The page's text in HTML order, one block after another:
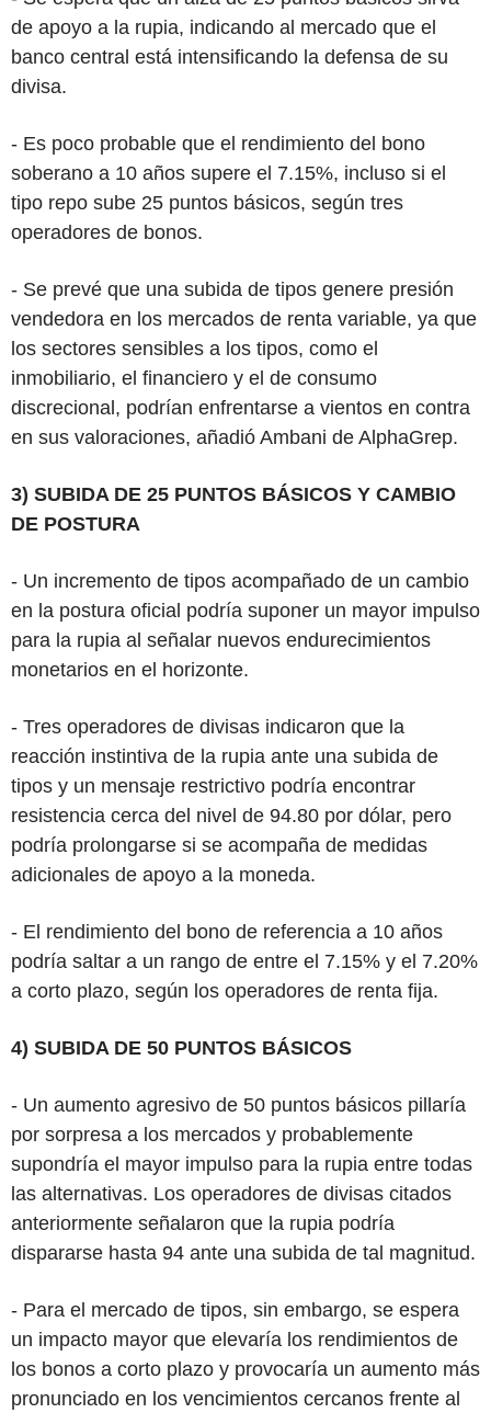
de apoyo a la rupia, indicando al mercado que el
banco central está intensificando la defensa de su
divisa.
- Es poco probable que el rendimiento del bono
soberano a 10 años supere el 7.15%, incluso si el
tipo repo sube 25 puntos básicos, según tres
operadores de bonos.
- Se prevé que una subida de tipos genere presión
vendedora en los mercados de renta variable, ya que
los sectores sensibles a los tipos, como el
inmobiliario, el financiero y el de consumo
discrecional, podrían enfrentarse a vientos en contra
en sus valoraciones, añadió Ambani de AlphaGrep.
3) SUBIDA DE 25 PUNTOS BÁSICOS Y CAMBIO
DE POSTURA
- Un incremento de tipos acompañado de un cambio
en la postura oficial podría suponer un mayor impulso
para la rupia al señalar nuevos endurecimientos
monetarios en el horizonte.
- Tres operadores de divisas indicaron que la
reacción instintiva de la rupia ante una subida de
tipos y un mensaje restrictivo podría encontrar
resistencia cerca del nivel de 94.80 por dólar, pero
podría prolongarse si se acompaña de medidas
adicionales de apoyo a la moneda.
- El rendimiento del bono de referencia a 10 años
podría saltar a un rango de entre el 7.15% y el 7.20%
a corto plazo, según los operadores de renta fija.
4) SUBIDA DE 50 PUNTOS BÁSICOS
- Un aumento agresivo de 50 puntos básicos pillaría
por sorpresa a los mercados y probablemente
supondría el mayor impulso para la rupia entre todas
las alternativas. Los operadores de divisas citados
anteriormente señalaron que la rupia podría
dispararse hasta 94 ante una subida de tal magnitud.
- Para el mercado de tipos, sin embargo, se espera
un impacto mayor que elevaría los rendimientos de
los bonos a corto plazo y provocaría un aumento más
pronunciado en los vencimientos cercanos frente al